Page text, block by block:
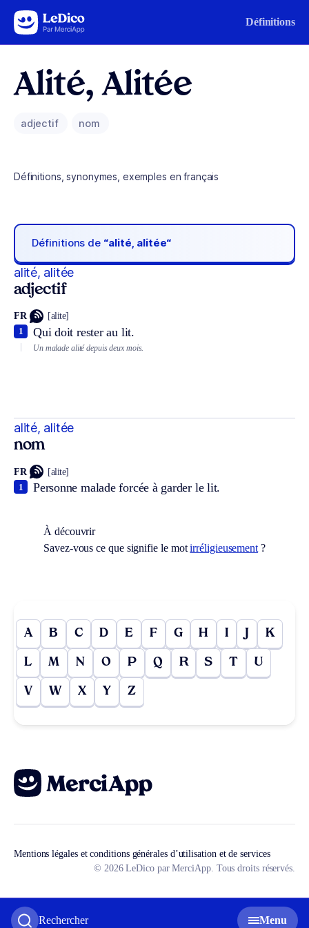
Aller au contenu Définitions
Rechercher Menu
Alité, Alitée
adjectif nom
Définitions, synonymes, exemples en français
Définitions de “alité, alitée“
alité, alitée
adjectif
FR [alite]
Qui doit rester au lit.
1
Un malade alité depuis deux mois.
alité, alitée
nom
FR [alite]
Personne malade forcée à garder le lit.
1
À découvrir
Savez-vous ce que signifie le motirréligieusement ?
A B C D E F G H I J K
L M N O P Q R S T U
V W X Y Z
Mentions légales et conditions générales d’utilisation et de services
© 2026 LeDico par MerciApp. Tous droits réservés.